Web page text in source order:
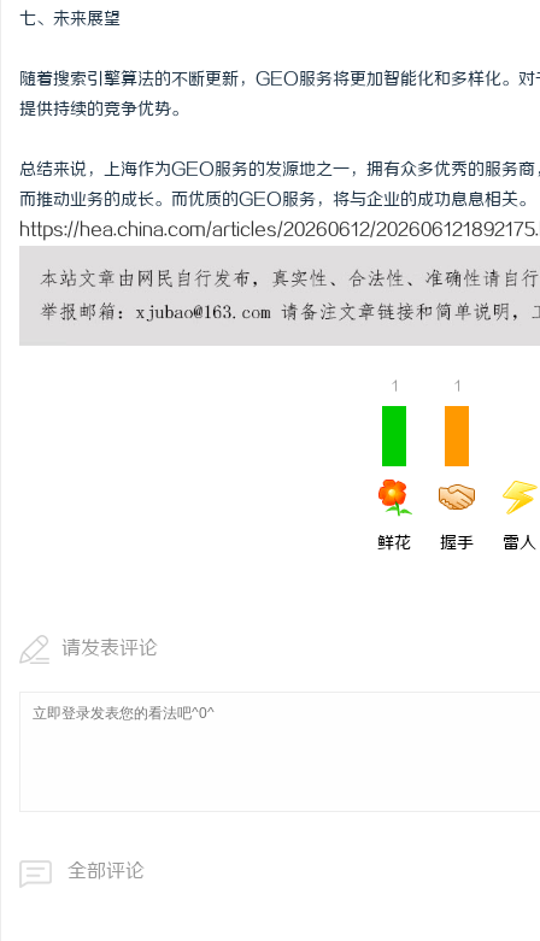
七、未来展望
随着搜索引擎算法的不断更新，GEO服务将更加智能化和多样化。
提供持续的竞争优势。
总结来说，上海作为GEO服务的发源地之一，拥有众多优秀的服务
而推动业务的成长。而优质的GEO服务，将与企业的成功息息相关。
https://hea.china.com/articles/20260612/
1
鲜花
1
握手 雷人
请发表评论
全部评论